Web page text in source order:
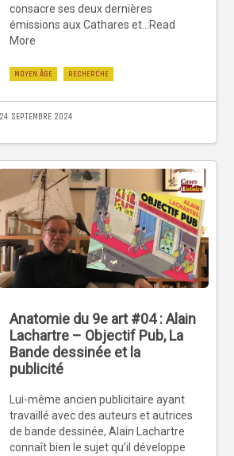
consacre ses deux dernières
émissions aux Cathares et...Read
More
MOYEN ÂGE RECHERCHE
24 SEPTEMBRE 2024
Anatomie du 9e art #04 : Alain
Lachartre – Objectif Pub, La
Bande dessinée et la
publicité
Lui-même ancien publicitaire ayant
travaillé avec des auteurs et autrices
de bande dessinée, Alain Lachartre
connaît bien le sujet qu’il développe